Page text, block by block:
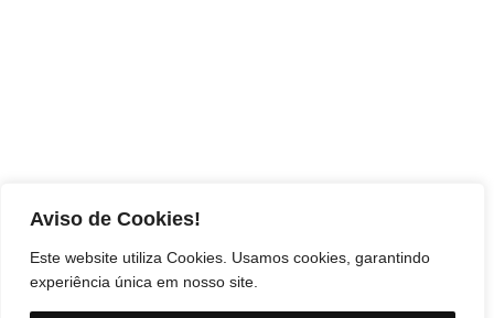
Aviso de Cookies!
Este website utiliza Cookies. Usamos cookies, garantindo
experiência única em nosso site.